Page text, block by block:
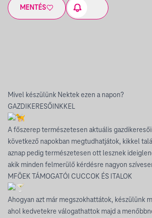
MENTÉS
Mivel készülünk Nektek ezen a napon?
GAZDIKERESŐINKKEL
A főszerep természetesen aktuális
következő napokban megtudhatjátok, kikkel
aznap pedig természetesen ott lesznek
akik minden felmerülő kérdésre nagyon
MFÖEK TÁMOGATÓI CUCCOK ÉS ITALOK
Ahogyan azt már megszokhattátok, készülünk
ahol kedvetekre válogathattok majd a